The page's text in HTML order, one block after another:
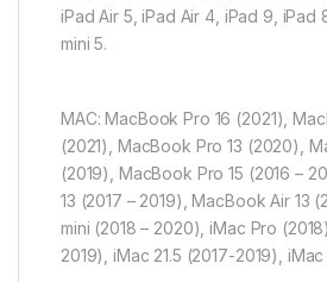
iPad Air 5, iPad Air 4, iPad 9, iPad
mini 5.
MAC: MacBook Pro 16 (2021),
(2021), MacBook Pro 13 (2020),
(2019), MacBook Pro 15 (2016 –
13 (2017 – 2019), MacBook Air 13
mini (2018 – 2020), iMac Pro
2019), iMac 21.5 (2017-2019),